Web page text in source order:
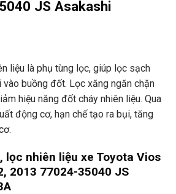
JS Asakashi
liệu là phụ tùng lọc, giúp lọc sạch
buồng đốt. Lọc xăng ngăn chặn
hiệu năng đốt cháy nhiên liệu. Qua
động cơ, hạn chế tạo ra bụi, tăng
lọc nhiên liệu xe Toyota Vios
2013 77024-35040 JS